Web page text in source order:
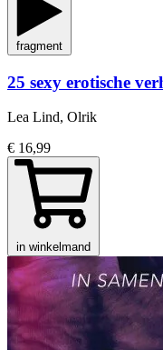
fragment
25 sexy erotische
Lea Lind, Olrik
€ 16,99
in winkelmand